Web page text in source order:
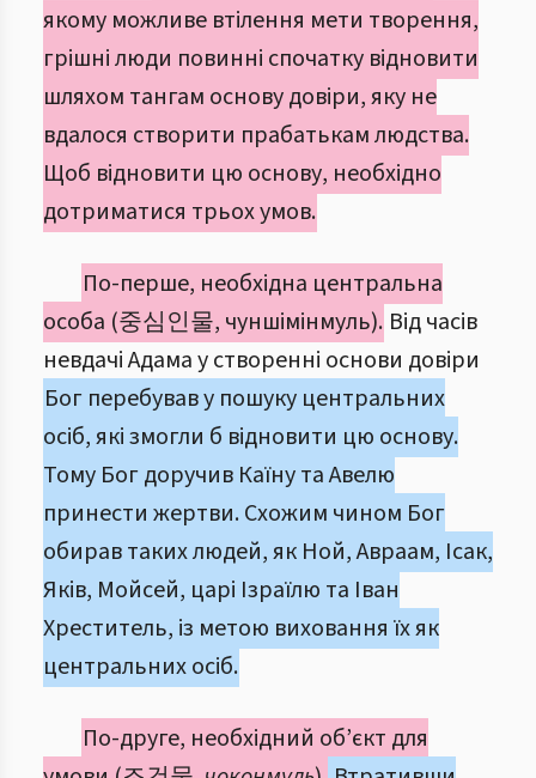
якому можливе втілення мети творення,
грішні люди повинні спочатку відновити
шляхом тангам основу довіри, яку не
вдалося створити прабатькам людства.
Щоб відновити цю основу, необхідно
дотриматися трьох умов.
По-перше, необхідна центральна
особа (중심인물, чуншімінмуль). Від часів
невдачі Адама у створенні основи довіри
Бог перебував у пошуку центральних
осіб, які змогли б відновити цю основу.
Тому Бог доручив Каїну та Авелю
принести жертви. Схожим чином Бог
обирав таких людей, як Ной, Авраам, Ісак,
Яків, Мойсей, царі Ізраїлю та Іван
Хреститель, із метою виховання їх як
центральних осіб.
По-друге, необхідний об’єкт для